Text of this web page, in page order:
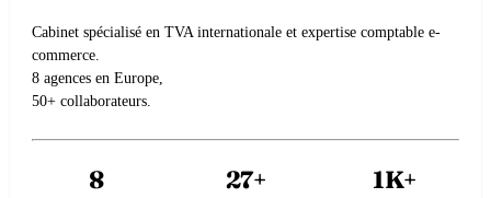
Cabinet spécialisé en TVA internationale et expertise comptable e-
commerce.
8 agences en Europe,
50+ collaborateurs.
8 27+ 1K+